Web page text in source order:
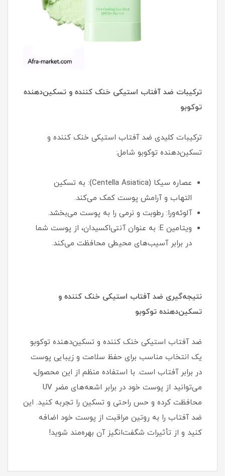
ترکیبات ضد آفتاب استیکی خنک کننده و تسکین‌دهنده
توکوبو
ترکیبات کلیدی ضد آفتاب استیکی خنک کننده و
تسکین‌دهنده توکوبو شامل:
عصاره سیکا (Centella Asiatica): به تسکین
التهاب و آرامش پوست کمک می‌کند.
آلوئه‌ورا: رطوبت و نرمی را به پوست می‌بخشد.
ویتامین E: به عنوان آنتی‌اکسیدان، از پوست شما
در برابر آسیب‌های محیطی محافظت می‌کند.
نتیجه‌گیری ضد آفتاب استیکی خنک کننده و
تسکین‌دهنده توکوبو
ضد آفتاب استیکی خنک کننده و تسکین‌دهنده توکوبو
یک انتخاب مناسب برای حفظ سلامت و زیبایی پوست
در برابر آفتاب است. با استفاده منظم از این محصول،
می‌توانید از پوست خود در برابر اشعه‌های مضر UV
محافظت کرده و حس راحتی و تسکین را تجربه کنید. این
ضد آفتاب را به روتین مراقبت از پوست خود اضافه
کنید و از تأثیرات شگفت‌انگیز آن بهره‌مند شوید!